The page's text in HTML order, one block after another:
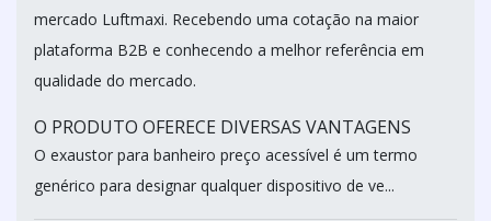
mercado Luftmaxi. Recebendo uma cotação na maior
plataforma B2B e conhecendo a melhor referência em
qualidade do mercado.
O PRODUTO OFERECE DIVERSAS VANTAGENS
O exaustor para banheiro preço acessível é um termo
genérico para designar qualquer dispositivo de ve...